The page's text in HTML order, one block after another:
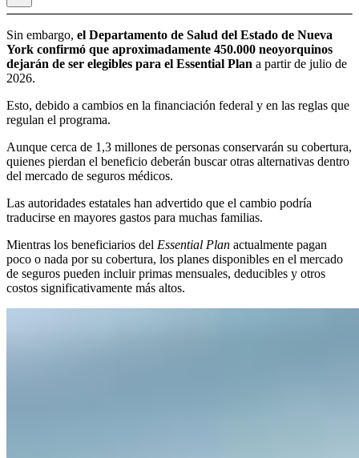
Sin embargo, el Departamento de Salud del Estado de Nueva
York confirmó que aproximadamente 450.000 neoyorquinos
dejarán de ser elegibles para el Essential Plan a partir de julio de
2026.
Esto, debido a cambios en la financiación federal y en las reglas que
regulan el programa.
Aunque cerca de 1,3 millones de personas conservarán su cobertura,
quienes pierdan el beneficio deberán buscar otras alternativas dentro
del mercado de seguros médicos.
Las autoridades estatales han advertido que el cambio podría
traducirse en mayores gastos para muchas familias.
Mientras los beneficiarios del Essential Plan actualmente pagan
poco o nada por su cobertura, los planes disponibles en el mercado
de seguros pueden incluir primas mensuales, deducibles y otros
costos significativamente más altos.